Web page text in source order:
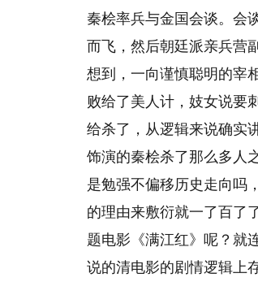
秦桧率兵与金国会谈。会
而飞，然后朝廷派亲兵营
想到，一向谨慎聪明的宰
败给了美人计，妓女说要
给杀了，从逻辑来说确实
饰演的秦桧杀了那么多人
是勉强不偏移历史走向吗
的理由来敷衍就一了百了
题电影《满江红》呢？就
说的清电影的剧情逻辑上